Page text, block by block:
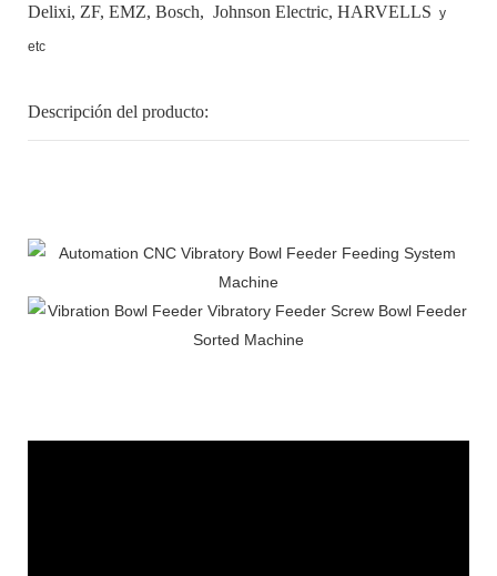
Delixi, ZF, EMZ, Bosch, Johnson Electric, HARVELLS y
etc
Descripción del producto: